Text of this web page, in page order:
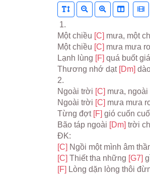
1.
Một chiều [C] mưa, một
Một chiều [C] mưa mưa
Lạnh lùng [F] quá buốt
Thương nhớ dạt [Dm]
2.
Ngoài trời [C] mưa, ngoài
Ngoài trời [C] mưa mưa
Từng đợt [F] gió cuốn
Bão táp ngoài [Dm] trời
ĐK:
[C] Ngồi một mình âm
[C] Thiết tha những [G7]
[F] Lòng dặn lòng thôi